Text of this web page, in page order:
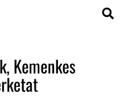
Kemenkes